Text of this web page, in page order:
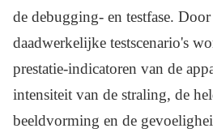
de debugging- en testfase.
daadwerkelijke testscenario's
prestatie-indicatoren van de
intensiteit van de straling, de
beeldvorming en de